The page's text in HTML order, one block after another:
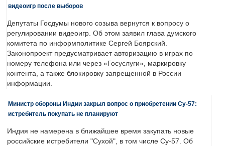
видеоигр после выборов
Депутаты Госдумы нового созыва вернутся к вопросу о
регулировании видеоигр. Об этом заявил глава думского
комитета по информполитике Сергей Боярский.
Законопроект предусматривает авторизацию в играх по
номеру телефона или через «Госуслуги», маркировку
контента, а также блокировку запрещенной в России
информации.
Министр обороны Индии закрыл вопрос о приобретении Су-57:
истребитель покупать не планируют
Индия не намерена в ближайшее время закупать новые
российские истребители "Сухой", в том числе Су-57. Об